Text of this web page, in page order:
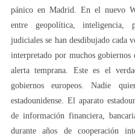
pánico en Madrid. En el nuevo
entre geopolítica, inteligencia,
judiciales se han desdibujado cada
interpretado por muchos gobiernos
alerta temprana. Este es el
gobiernos europeos. Nadie
estadounidense. El aparato
de información financiera,
durante años de cooperación